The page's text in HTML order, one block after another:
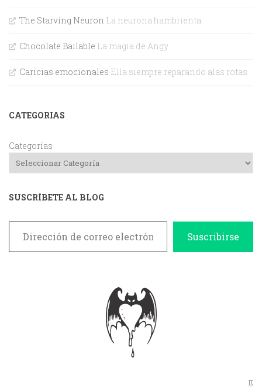
The Starving Neuron La neurona hambrienta
Chocolate Bailable La magia de Angy
Caricias emocionales Ella siempre reparando alas rotas
CATEGORIAS
Categorías
SUSCRÍBETE AL BLOG
Dirección de correo electrónico
Suscribirse
π